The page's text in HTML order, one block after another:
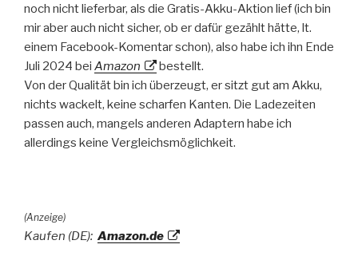
noch nicht lieferbar, als die Gratis-Akku-Aktion lief (ich bin
mir aber auch nicht sicher, ob er dafür gezählt hätte, lt.
einem Facebook-Komentar schon), also habe ich ihn Ende
Juli 2024 bei Amazon
bestellt.
Von der Qualität bin ich überzeugt, er sitzt gut am Akku,
nichts wackelt, keine scharfen Kanten. Die Ladezeiten
passen auch, mangels anderen Adaptern habe ich
allerdings keine Vergleichsmöglichkeit.
(Anzeige)
Kaufen (DE): Amazon.de